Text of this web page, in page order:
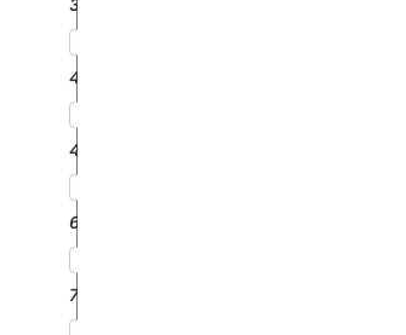
3600
4100
4600
6600
7600